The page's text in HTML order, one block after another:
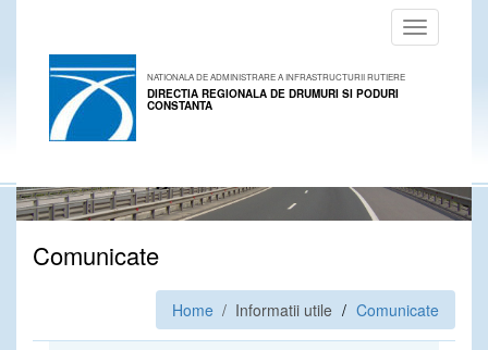
Toggle
navigation
NATIONALA DE ADMINISTRARE A INFRASTRUCTURII RUTIERE
DIRECTIA REGIONALA DE DRUMURI SI PODURI
CONSTANTA
Comunicate
Home / Informatii utile Comunicate